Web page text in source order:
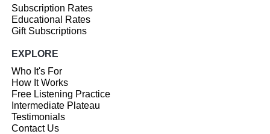
Subscription Rates
Educational Rates
Gift Subscriptions
EXPLORE
Who It's For
How It Works
Free Listening Practice
Intermediate Plateau
Testimonials
Contact Us